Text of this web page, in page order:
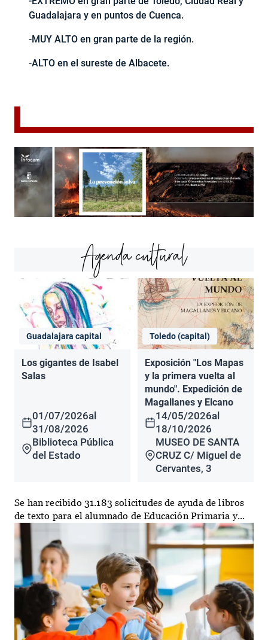
Guadalajara y en puntos de Cuenca.
-MUY ALTO en gran parte de la región.
-ALTO en el sureste de Albacete.
Agenda cultural
Guadalajara capital
Los gigantes de Isabel
Salas
01/07/2026al
31/08/2026
Biblioteca Pública
del Estado
Toledo (capital)
Exposición "Los Mapas
y la primera vuelta al
mundo". Expedición de
Magallanes y Elcano
14/05/2026al
18/10/2026
MUSEO DE SANTA
CRUZ C/ Miguel de
Cervantes, 3
Se han recibido 31.183 solicitudes de ayuda de libros
de texto para el alumnado de Educación Primaria y...